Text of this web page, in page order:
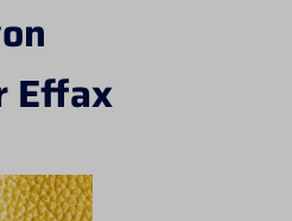
Effax